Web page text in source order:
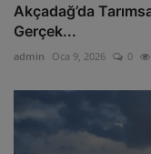
Akçadağ’da
Gerçek...
admin Oca 9, 2026 0